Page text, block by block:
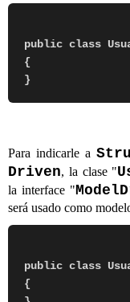
public class
{
Para indicarle a
Driven, la clase "
la interface "
será usado como
public class
{